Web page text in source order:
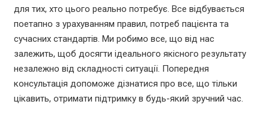
для тих, хто цього реально потребує. Все відбувається
поетапно з урахуванням правил, потреб пацієнта та
сучасних стандартів. Ми робимо все, що від нас
залежить, щоб досягти ідеального якісного результату
незалежно від складності ситуації. Попередня
консультація допоможе дізнатися про все, що тільки
цікавить, отримати підтримку в будь-який зручний час.